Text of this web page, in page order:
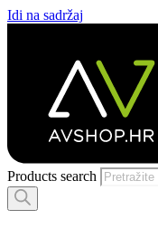
Idi na sadržaj
Products search